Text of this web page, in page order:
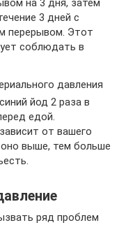
3 дней с
перерывом. Этот
соблюдать в
давления
йод 2 раза в
едой.
от вашего
выше, тем больше
ряд проблем